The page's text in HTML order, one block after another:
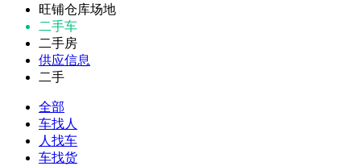
旺铺仓库场地
二手车
二手房
供应信息
二手
全部
车找人
人找车
车找货